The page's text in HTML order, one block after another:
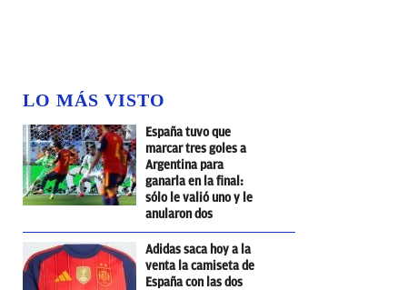
LO MÁS VISTO
España tuvo que
marcar tres goles a
Argentina para
ganarla en la final:
sólo le valió uno y le
anularon dos
Adidas saca hoy a la
venta la camiseta de
España con las dos